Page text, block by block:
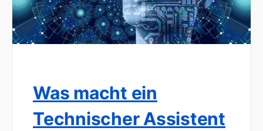
Was macht ein
Technischer Assistent